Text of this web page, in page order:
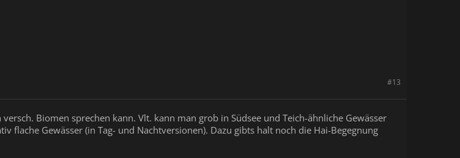
#13
Biomen sprechen kann. Vlt. kann man grob in Südsee und Teich-ähnliche Gewässer
flache Gewässer (in Tag- und Nachtversionen). Dazu gibts halt noch die Hai-Begegnung